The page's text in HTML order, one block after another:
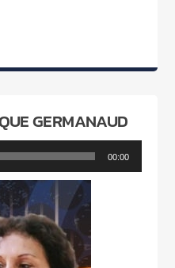
GERMANAUD
00:00